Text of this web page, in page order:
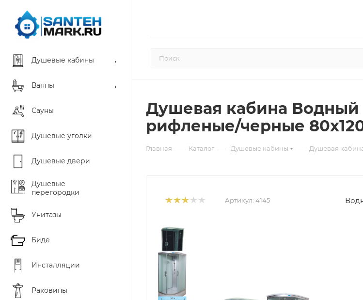
Душевые кабины
Ванны
Сауны
Душевые уголки
Душевые двери
Душевые
перегородки
Унитазы
Биде
Инсталляции
Раковины
Душевая кабина
рифленые/черные
Главная — Каталог — Душевые кабины — Душевая
Артикул: 4145